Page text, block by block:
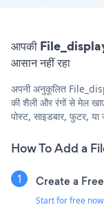
आपकी
आसान नहीं रहा
अपनी अनुकूलित
की शैली और रंगों से मेल
पोस्ट, साइडबार, फुटर,
How To Add a
Create a
Start for free now